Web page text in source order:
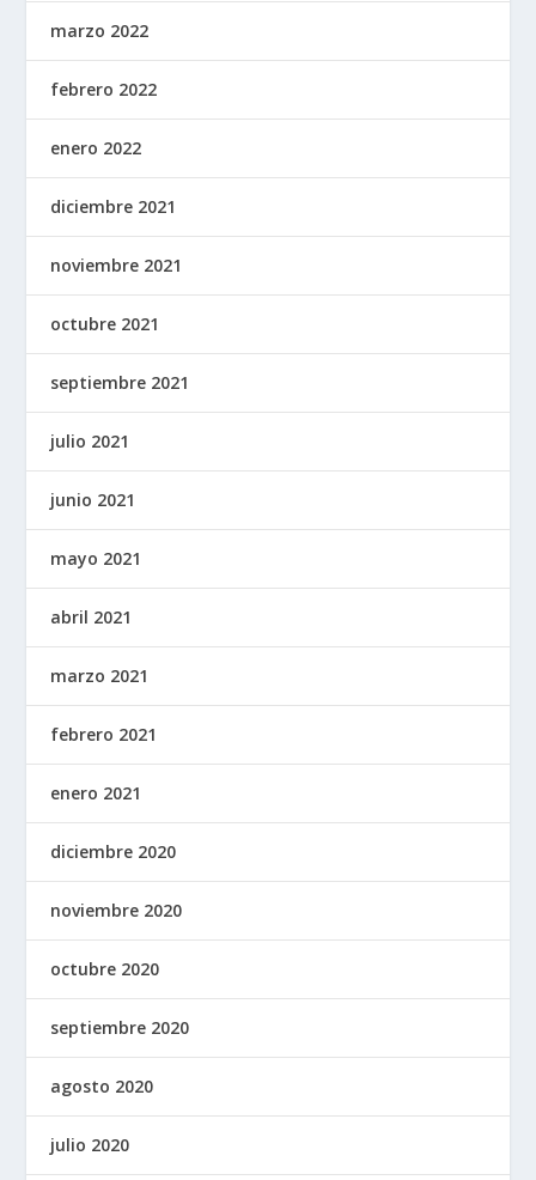
marzo 2022
febrero 2022
enero 2022
diciembre 2021
noviembre 2021
octubre 2021
septiembre 2021
julio 2021
junio 2021
mayo 2021
abril 2021
marzo 2021
febrero 2021
enero 2021
diciembre 2020
noviembre 2020
octubre 2020
septiembre 2020
agosto 2020
julio 2020